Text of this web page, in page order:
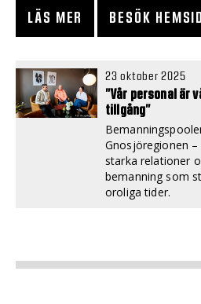
LÄS MER BESÖK
23 oktober 2025
”Vår personal är
tillgång”
Gnosjöregionen
starka relationer
bemanning som
oroliga tider.